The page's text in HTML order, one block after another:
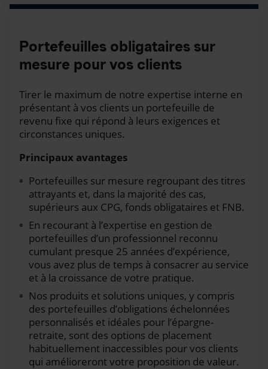
Portefeuilles obligataires sur
mesure pour vos clients
Tirer le maximum de notre expertise interne en
présentant à vos clients un portefeuille de
revenu fixe qui répond à leurs exigences et
circonstances uniques.
Principaux avantages
Portefeuilles sur mesure regroupant des titres
attrayants et, dans la majorité des cas,
supérieurs aux CPG, fonds obligataires et FNB.
En recourant à l’expertise en gestion de
portefeuilles d’un professionnel reconnu
cumulant presque 25 années d’expérience,
vous avez plus de temps à consacrer au service
et à la croissance de votre pratique.
Nos produits et solutions uniques, y compris
des portefeuilles d’obligations échelonnées
personnalisés et idéales pour l’épargne-
retraite, sont des options de placement
habituellement inaccessibles pour vos clients
qui amélioreront votre proposition de valeur.